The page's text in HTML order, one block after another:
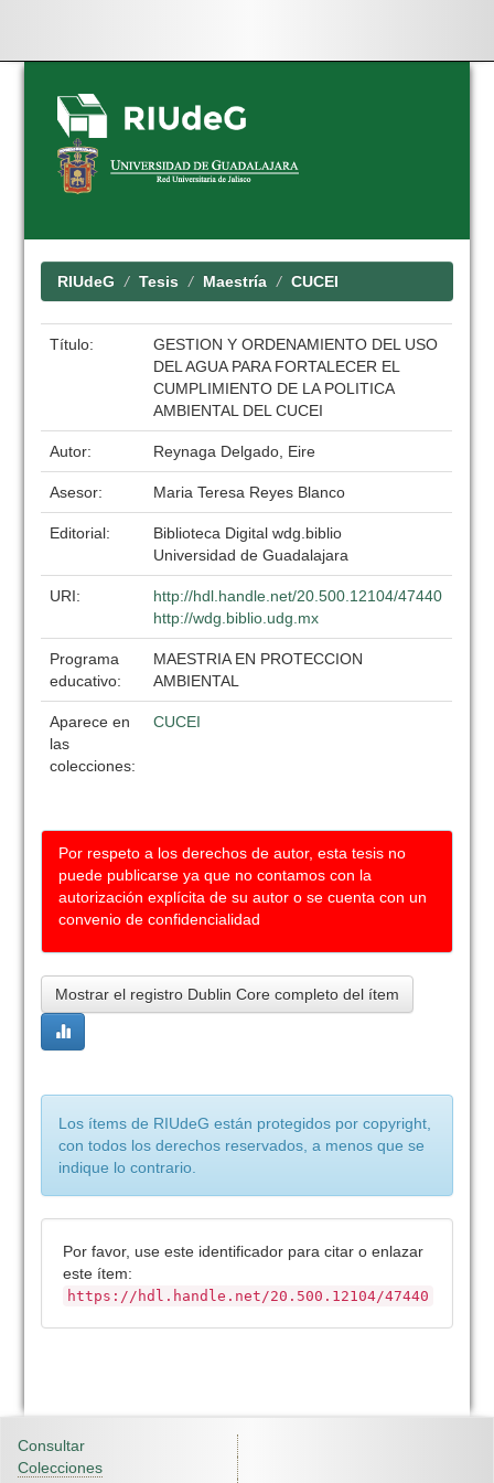
Skip
navigation
RIUdeG Tesis Maestría CUCEI
Título:
GESTION Y ORDENAMIENTO DEL USO
DEL AGUA PARA FORTALECER EL
CUMPLIMIENTO DE LA POLITICA
AMBIENTAL DEL CUCEI
Autor: Reynaga Delgado, Eire
Asesor: Maria Teresa Reyes Blanco
Editorial:
Biblioteca Digital wdg.biblio
Universidad de Guadalajara
URI:
http://hdl.handle.net/20.500.12104/47440
http://wdg.biblio.udg.mx
Programa
educativo:
MAESTRIA EN PROTECCION
AMBIENTAL
Aparece en
las
colecciones:
CUCEI
Por respeto a los derechos de autor, esta tesis no
puede publicarse ya que no contamos con la
autorización explícita de su autor o se cuenta con un
convenio de confidencialidad
Mostrar el registro Dublin Core completo del ítem
Los ítems de RIUdeG están protegidos por copyright,
con todos los derechos reservados, a menos que se
indique lo contrario.
Por favor, use este identificador para citar o enlazar
este ítem:
https://hdl.handle.net/20.500.12104/47440
Consultar
Colecciones